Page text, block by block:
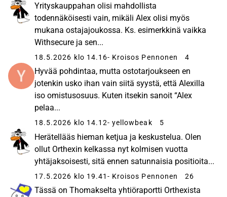
Yrityskauppahan olisi mahdollista
todennäköisesti vain, mikäli Alex olisi myös
mukana ostajajoukossa. Ks. esimerkkinä vaikka
Withsecure ja sen...
18.5.2026 klo 14.16- Kroisos Pennonen 4
Hyvää pohdintaa, mutta ostotarjoukseen en
jotenkin usko ihan vain siitä syystä, että Alexilla
iso omistusosuus. Kuten itsekin sanoit “Alex
pelaa...
18.5.2026 klo 14.12- yellowbeak 5
Herätellääs hieman ketjua ja keskustelua. Olen
ollut Orthexin kelkassa nyt kolmisen vuotta
yhtäjaksoisesti, sitä ennen satunnaisia positioita...
17.5.2026 klo 19.41 - Kroisos Pennonen 26
Tässä on Thomakselta yhtiöraportti Orthexista